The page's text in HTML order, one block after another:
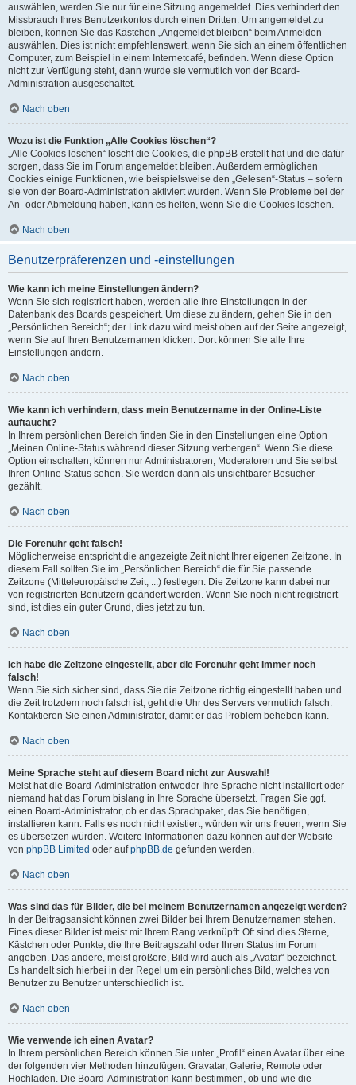
auswählen, werden Sie nur für eine Sitzung angemeldet. Dies verhindert den
Missbrauch Ihres Benutzerkontos durch einen Dritten. Um angemeldet zu
bleiben, können Sie das Kästchen „Angemeldet bleiben“ beim Anmelden
auswählen. Dies ist nicht empfehlenswert, wenn Sie sich an einem öffentlichen
Computer, zum Beispiel in einem Internetcafé, befinden. Wenn diese Option
nicht zur Verfügung steht, dann wurde sie vermutlich von der Board-
Administration ausgeschaltet.
Nach oben
Wozu ist die Funktion „Alle Cookies löschen“?
„Alle Cookies löschen“ löscht die Cookies, die phpBB erstellt hat und die dafür
sorgen, dass Sie im Forum angemeldet bleiben. Außerdem ermöglichen
Cookies einige Funktionen, wie beispielsweise den „Gelesen“-Status – sofern
sie von der Board-Administration aktiviert wurden. Wenn Sie Probleme bei der
An- oder Abmeldung haben, kann es helfen, wenn Sie die Cookies löschen.
Nach oben
Benutzerpräferenzen und -einstellungen
Wie kann ich meine Einstellungen ändern?
Wenn Sie sich registriert haben, werden alle Ihre Einstellungen in der
Datenbank des Boards gespeichert. Um diese zu ändern, gehen Sie in den
„Persönlichen Bereich“; der Link dazu wird meist oben auf der Seite angezeigt,
wenn Sie auf Ihren Benutzernamen klicken. Dort können Sie alle Ihre
Einstellungen ändern.
Nach oben
Wie kann ich verhindern, dass mein Benutzername in der Online-Liste
auftaucht?
In Ihrem persönlichen Bereich finden Sie in den Einstellungen eine Option
„Meinen Online-Status während dieser Sitzung verbergen“. Wenn Sie diese
Option einschalten, können nur Administratoren, Moderatoren und Sie selbst
Ihren Online-Status sehen. Sie werden dann als unsichtbarer Besucher
gezählt.
Nach oben
Die Forenuhr geht falsch!
Möglicherweise entspricht die angezeigte Zeit nicht Ihrer eigenen Zeitzone. In
diesem Fall sollten Sie im „Persönlichen Bereich“ die für Sie passende
Zeitzone (Mitteleuropäische Zeit, ...) festlegen. Die Zeitzone kann dabei nur
von registrierten Benutzern geändert werden. Wenn Sie noch nicht registriert
sind, ist dies ein guter Grund, dies jetzt zu tun.
Nach oben
Ich habe die Zeitzone eingestellt, aber die Forenuhr geht immer noch
falsch!
Wenn Sie sich sicher sind, dass Sie die Zeitzone richtig eingestellt haben und
die Zeit trotzdem noch falsch ist, geht die Uhr des Servers vermutlich falsch.
Kontaktieren Sie einen Administrator, damit er das Problem beheben kann.
Nach oben
Meine Sprache steht auf diesem Board nicht zur Auswahl!
Meist hat die Board-Administration entweder Ihre Sprache nicht installiert oder
niemand hat das Forum bislang in Ihre Sprache übersetzt. Fragen Sie ggf.
einen Board-Administrator, ob er das Sprachpaket, das Sie benötigen,
installieren kann. Falls es noch nicht existiert, würden wir uns freuen, wenn Sie
es übersetzen würden. Weitere Informationen dazu können auf der Website
von phpBB Limited oder aufphpBB.de gefunden werden.
Nach oben
Was sind das für Bilder, die bei meinem Benutzernamen angezeigt werden?
In der Beitragsansicht können zwei Bilder bei Ihrem Benutzernamen stehen.
Eines dieser Bilder ist meist mit Ihrem Rang verknüpft: Oft sind dies Sterne,
Kästchen oder Punkte, die Ihre Beitragszahl oder Ihren Status im Forum
angeben. Das andere, meist größere, Bild wird auch als „Avatar“ bezeichnet.
Es handelt sich hierbei in der Regel um ein persönliches Bild, welches von
Benutzer zu Benutzer unterschiedlich ist.
Nach oben
Wie verwende ich einen Avatar?
In Ihrem persönlichen Bereich können Sie unter „Profil“ einen Avatar über eine
der folgenden vier Methoden hinzufügen: Gravatar, Galerie, Remote oder
Hochladen. Die Board-Administration kann bestimmen, ob und wie die